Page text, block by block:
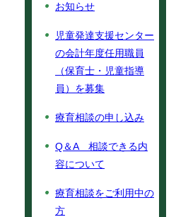
お知らせ
児童発達支援センター
の会計年度任用職員
（保育士・児童指導
員）を募集
療育相談の申し込み
Q＆A 相談できる内
容について
療育相談をご利用中の
方